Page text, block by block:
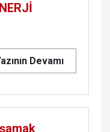
Devamı